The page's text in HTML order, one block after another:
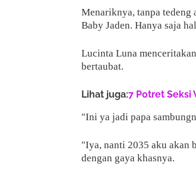
Menariknya, tanpa tedeng
Baby Jaden. Hanya saja
Lucinta Luna
bertaubat.
Lihat juga:7 Potret Seksi
"Ini ya jadi papa
"Iya, nanti 2035 aku akan
dengan gaya khasnya.